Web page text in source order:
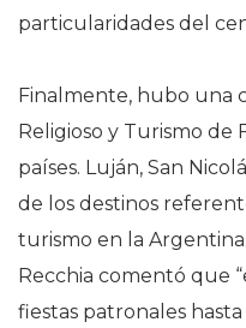
particularidades del
Finalmente, hubo una
Religioso y Turismo de
países. Luján, San
de los destinos
turismo en la Argentina.
Recchia comentó que
fiestas patronales